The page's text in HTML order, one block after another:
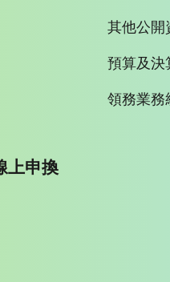
其他公開
預算及決
領務業務
上申換